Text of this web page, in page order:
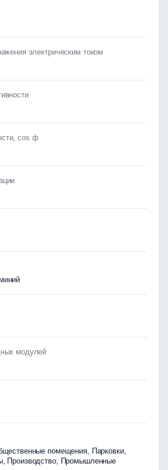
электрическим током
cos ф
модулей
помещения, Парковки,
Производство, Промышленные